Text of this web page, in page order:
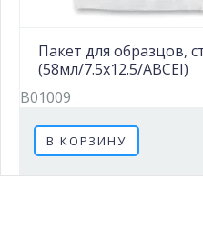
Пакет для образцов,
(58мл/7.5х12.5/ABCEI)
B01009
В КОРЗИНУ